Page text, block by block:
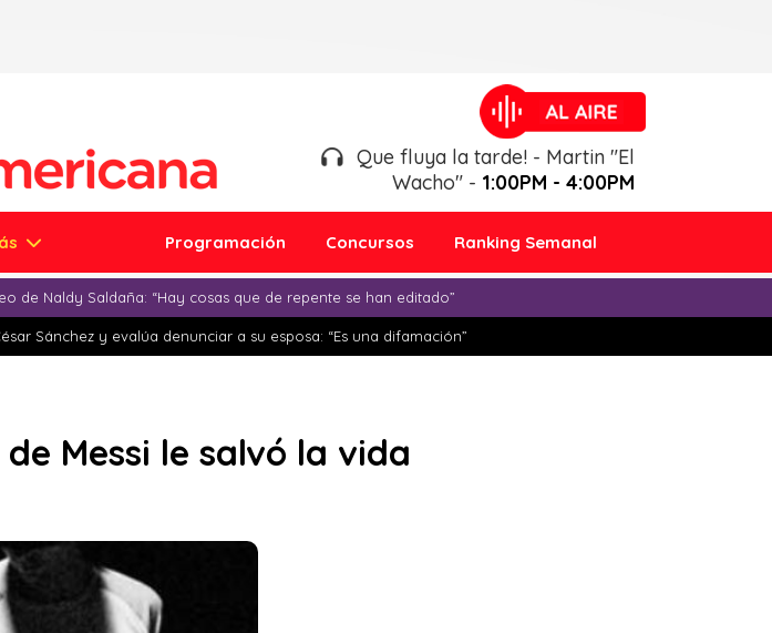
Que fluya la tarde! - Martin "El
Wacho" - 1:00PM - 4:00PM
Programación Concursos Ranking Semanal
de Naldy Saldaña: “Hay cosas que de repente se han editado”
Sánchez y evalúa denunciar a su esposa: “Es una difamación”
Messi le salvó la vida